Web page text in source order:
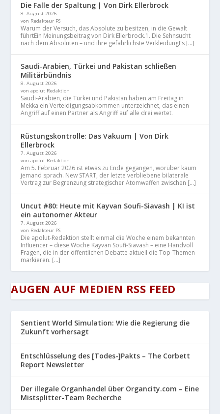
Die Falle der Spaltung | Von Dirk Ellerbrock
8. August 2026
von Redakteur PS
Warum der Versuch, das Absolute zu besitzen, in die Gewalt
führtEin Meinungsbeitrag von Dirk Ellerbrock.1. Die Sehnsucht
nach dem Absoluten – und ihre gefährlichste VerkleidungEs […]
Saudi-Arabien, Türkei und Pakistan schließen
Militärbündnis
8. August 2026
von apolut Redaktion
Saudi-Arabien, die Türkei und Pakistan haben am Freitag in
Mekka ein Verteidigungsabkommen unterzeichnet, das einen
Angriff auf einen Partner als Angriff auf alle drei wertet.
Rüstungskontrolle: Das Vakuum | Von Dirk
Ellerbrock
7. August 2026
von apolut Redaktion
Am 5. Februar 2026 ist etwas zu Ende gegangen, worüber kaum
jemand sprach. New START, der letzte verbliebene bilaterale
Vertrag zur Begrenzung strategischer Atomwaffen zwischen […]
Uncut #80: Heute mit Kayvan Soufi-Siavash | KI ist
ein autonomer Akteur
7. August 2026
von Redakteur PS
Die apolut-Redaktion stellt einmal die Woche einem bekannten
Influencer – diese Woche Kayvan Soufi-Siavash – eine Handvoll
Fragen, die in der öffentlichen Debatte aktuell die Top-Themen
markieren. […]
AUGEN AUF MEDIEN RSS FEED
Sentient World Simulation: Wie die Regierung die
Zukunft vorhersagt
Entschlüsselung des [Todes-]Pakts – The Corbett
Report Newsletter
Der illegale Organhandel über Organcity.com – Eine
Mistsplitter-Team Recherche